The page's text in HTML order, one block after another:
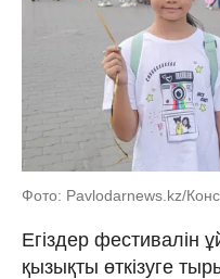
Фото: Pavlodarnews.kz/
Егіздер
қызықты өткізуге